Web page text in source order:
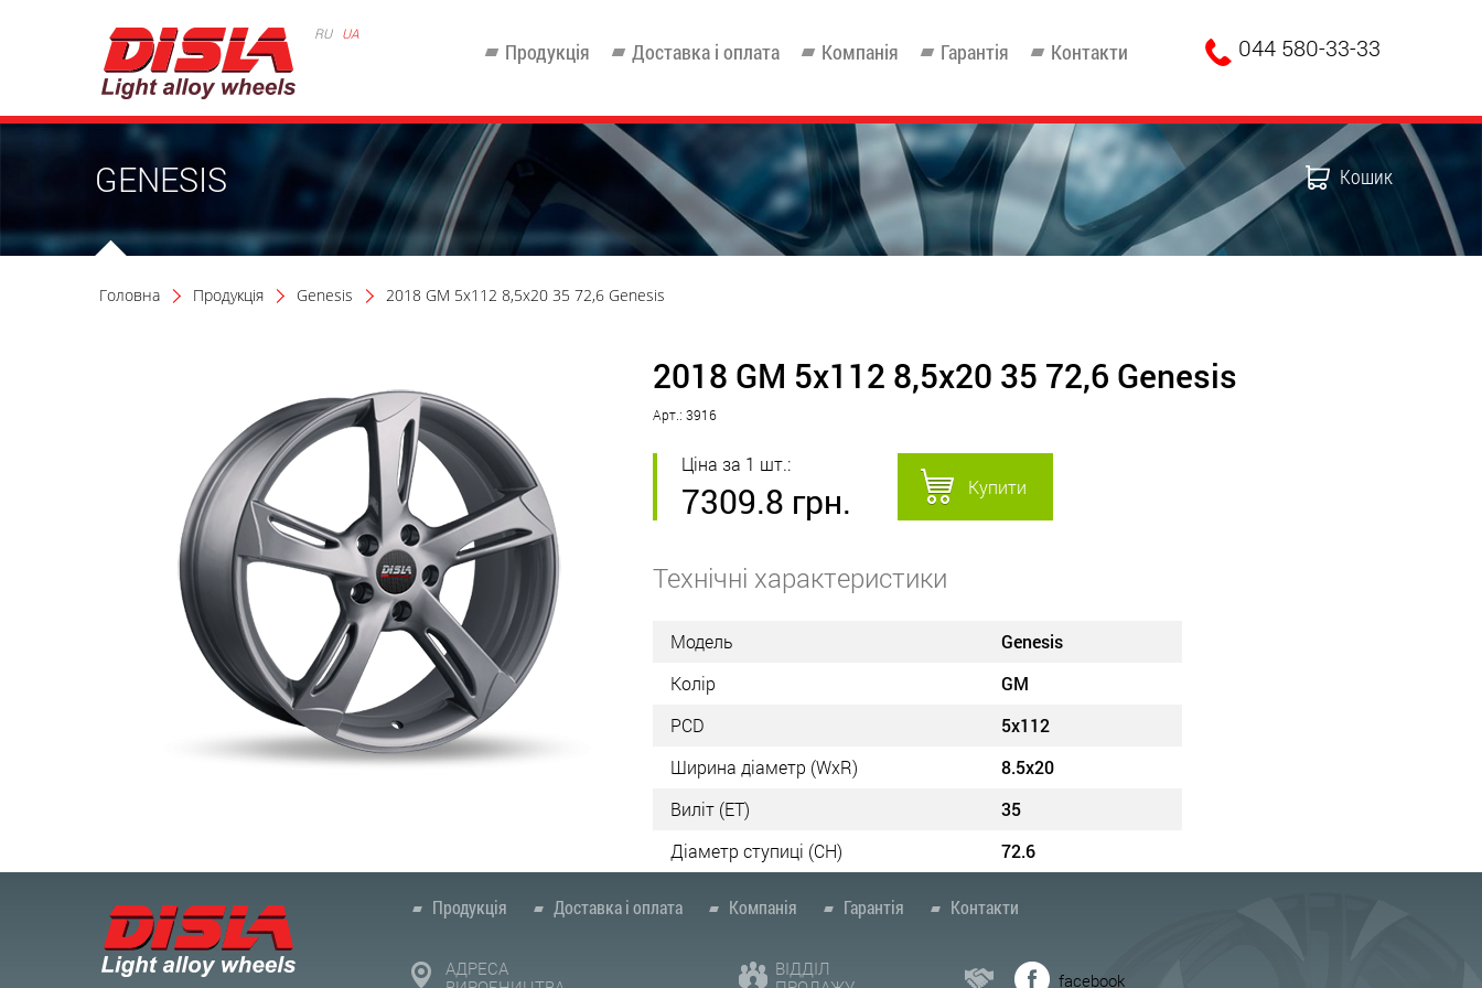
RU UA 044 580-33-33
Продукція Доставка і оплата Компанія Гарантія Контакти
GENESIS Кошик
Головна Продукція Genesis 2018 GM 5x112 8,5x20 35 72,6 Genesis
2018 GM 5x112 8,5x20 35 72,6 Genesis
Арт.: 3916
Ціна за 1 шт.:
7309.8 грн. Купити
Технічні характеристики
Модель
Genesis
Колір
GM
PCD
5x112
Ширина діаметр (WxR)
8.5x20
Виліт (ET)
35
Діаметр ступиці (СН)
72.6
Продукція Доставка і оплата Компанія Гарантія Контакти
АДРЕСА
ВІДДІЛ
facebook